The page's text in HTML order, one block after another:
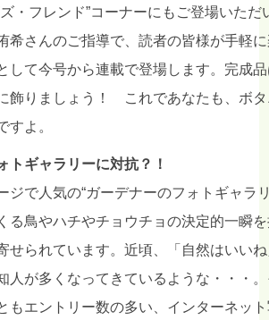
・フレンド”コーナーにもご登場いただ
希さんのご指導で、読者の皆様が手軽
して今号から連載で登場します。完成
飾りましょう！ これであなたも、ボ
すよ。
トギャラリーに対抗？！
ジで人気の“ガーデナーのフォトギャラ
る鳥やハチやチョウチョの決定的一瞬
せられています。近頃、「自然はいい
人が多くなってきているような・・・
もエントリー数の多い、インターネッ